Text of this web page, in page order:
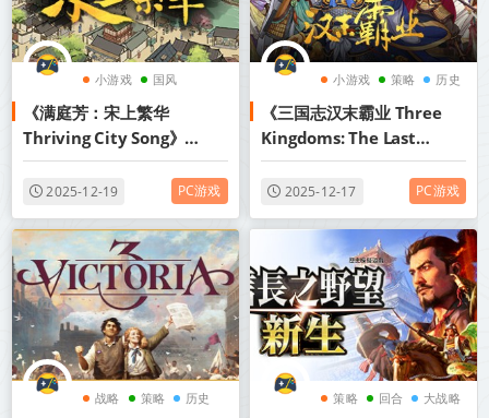
小游戏 国风
城市营造
《满庭芳：宋上繁华
Thriving City Song》
v1.8.1R-送修改器丨中文版
网盘下载
2025-12-19 PC游戏
小游戏 策略 历史
《三国志汉末霸业 Three
Kingdoms: The Last
Warlord》v1.0.6.4050丨中
文版网盘下载
2025-12-17 PC游戏
战略 策略 历史 策略 回合 大战略